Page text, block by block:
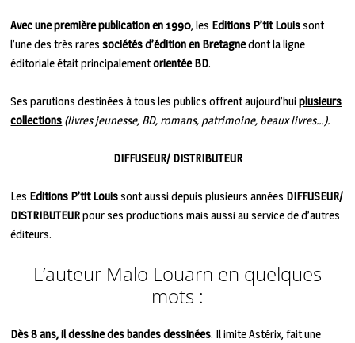
Avec une première publication en 1990, les Editions P’tit Louissont
l’une des très raressociétés d’édition en Bretagnedont la ligne
éditoriale était principalementorientée BD.
Ses parutions destinées à tous les publics offrent aujourd’huiplusieurs
collections (livres jeunesse, BD, romans, patrimoine, beaux livres…).
DIFFUSEUR/ DISTRIBUTEUR
Les Editions P’tit Louissont aussi depuis plusieurs années DIFFUSEUR/
DISTRIBUTEURpour ses productions mais aussi au service de d’autres
éditeurs.
L’auteur Malo Louarn en quelques
mots :
Dès 8 ans, il dessine des bandes dessinées. Il imite Astérix, fait une